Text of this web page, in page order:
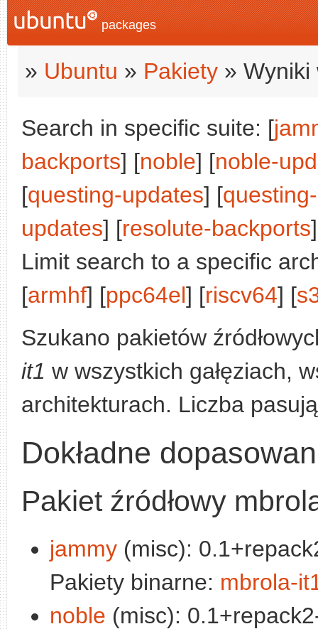
packages
» Ubuntu » Pakiety » Wyniki
Search in specific suite: [
backports] [noble] [noble-
[questing-updates] [
updates] [resolute-backports
Limit search to a specific
[armhf] [ppc64el] [riscv64] [
Szukano pakietów
it1 w wszystkich gałęziach,
architekturach. Liczba
Dokładne
Pakiet źródłowy
jammy (misc):
Pakiety binarne: mbrola-
noble (misc):